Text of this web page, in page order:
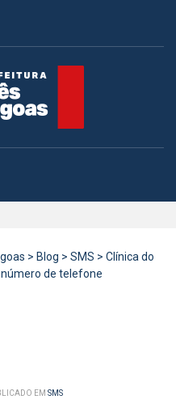
> Blog > SMS > Clínica do
de telefone
EM SMS